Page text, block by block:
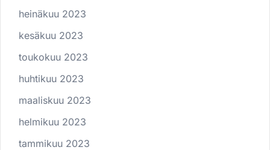
heinäkuu 2023
kesäkuu 2023
toukokuu 2023
huhtikuu 2023
maaliskuu 2023
helmikuu 2023
tammikuu 2023